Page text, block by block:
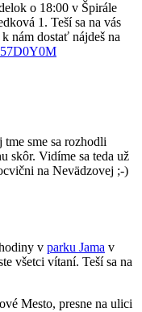
o 18:00 v Špirále
1. Teší sa na vás
nám dostať nájdeš na
sme sa rozhodli
skôr. Vidíme sa teda už
na Nevädzovej ;-)
v parku Jama v
všetci vítaní. Teší sa na
Mesto, presne na ulici